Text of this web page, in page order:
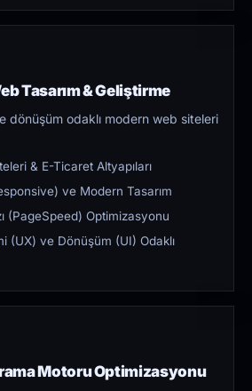
Tasarım & Geliştirme
dönüşüm odaklı modern web siteleri
& E-Ticaret Altyapıları
ve Modern Tasarım
(PageSpeed) Optimizasyonu
(UX) ve Dönüşüm (UI) Odaklı
Motoru Optimizasyonu